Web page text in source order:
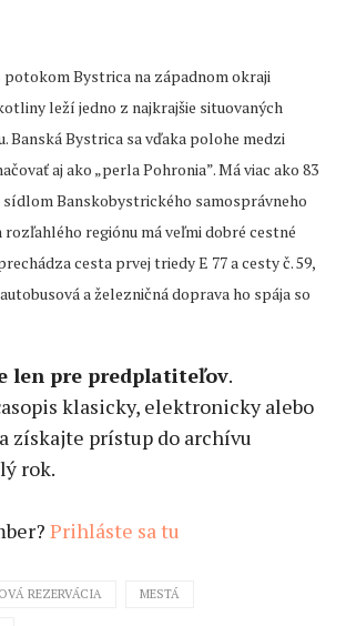
Bystrica na západnom okraji
leží jedno z najkrajšie situovaných
Banská Bystrica sa vďaka polohe medzi
aj ako „perla Pohronia”. Má viac ako 83
sídlom Banskobystrického samosprávneho
regiónu má veľmi dobré cestné
cesta prvej triedy E 77 a cesty č. 59,
a železničná doprava ho spája so
len pre predplatiteľov.
klasicky, elektronicky alebo
získajte prístup do archívu
rok.
Prihláste sa tu
REZERVÁCIA MESTÁ